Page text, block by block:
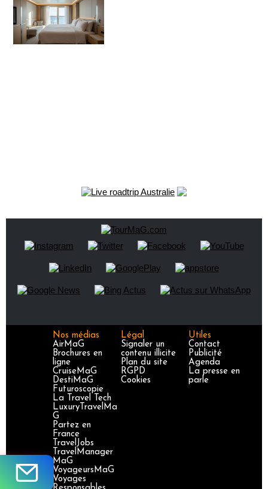
Nos médias
AirMaG
Brochures en
ligne
CruiseMaG
DestiMaG
Futuroscopie
La Travel Tech
LuxuryTravelMa
G
Partez en
France
TravelJobs
TravelManager
MaG
VoyageursMaG
Voyages
Légal
Signaler un
contenu illicite
Plan du site
RGPD
Cookies
Utiles
Contact
Publicité
Agenda
La presse en
parle